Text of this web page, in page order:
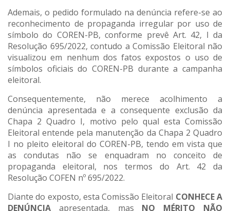
Ademais, o pedido formulado na denúncia refere-se ao
reconhecimento de propaganda irregular por uso de
símbolo do COREN-PB, conforme prevê Art. 42, I da
Resolução 695/2022, contudo a Comissão Eleitoral não
visualizou em nenhum dos fatos expostos o uso de
símbolos oficiais do COREN-PB durante a campanha
eleitoral.
Consequentemente, não merece acolhimento a
denúncia apresentada e a consequente exclusão da
Chapa 2 Quadro I, motivo pelo qual esta Comissão
Eleitoral entende pela manutenção da Chapa 2 Quadro
I no pleito eleitoral do COREN-PB, tendo em vista que
as condutas não se enquadram no conceito de
propaganda eleitoral, nos termos do Art. 42 da
Resolução COFEN nº 695/2022.
Diante do exposto, esta Comissão Eleitoral CONHECE A
DENÚNCIA apresentada, mas NO MÉRITO NÃO